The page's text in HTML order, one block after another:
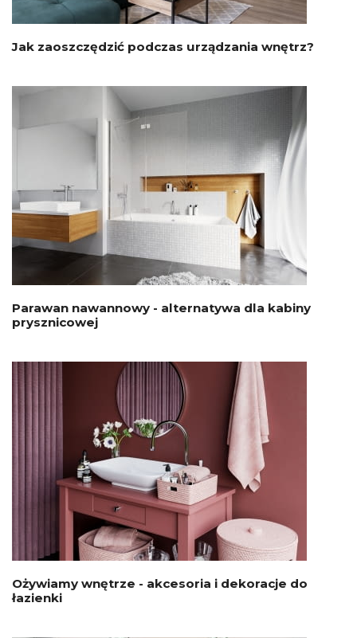
Jak zaoszczędzić podczas urządzania wnętrz?
Parawan nawannowy - alternatywa dla kabiny
prysznicowej
Ożywiamy wnętrze - akcesoria i dekoracje do
łazienki